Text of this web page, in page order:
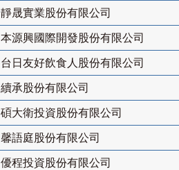
靜晟實業股份有限公司
本源興國際開發股份有限公司
台日友好飲食人股份有限公司
續承股份有限公司
碩大衛投資股份有限公司
馨語庭股份有限公司
優程投資股份有限公司